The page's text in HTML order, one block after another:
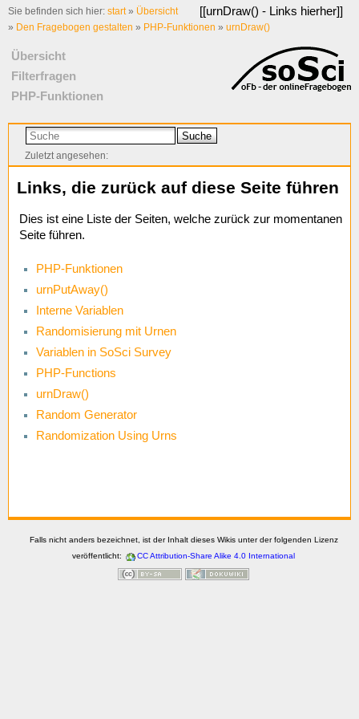
[[urnDraw() - Links hierher]]
Sie befinden sich hier: start» Übersicht
» Den Fragebogen gestalten » PHP-Funktionen » urnDraw()
Übersicht
Filterfragen
PHP-Funktionen
Suche
Zuletzt angesehen:
Links, die zurück auf diese Seite führen
Dies ist eine Liste der Seiten, welche zurück zur momentanen
Seite führen.
PHP-Funktionen
urnPutAway()
Interne Variablen
Randomisierung mit Urnen
Variablen in SoSci Survey
PHP-Functions
urnDraw()
Random Generator
Randomization Using Urns
Falls nicht anders bezeichnet, ist der Inhalt dieses Wikis unter der folgenden Lizenz
veröffentlicht:
CC Attribution-Share Alike 4.0 International